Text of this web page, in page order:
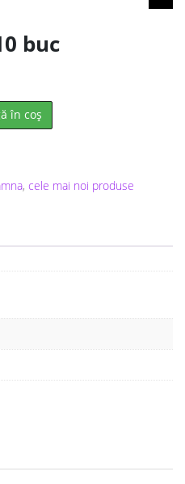
buc
în coș
, cele mai noi produse